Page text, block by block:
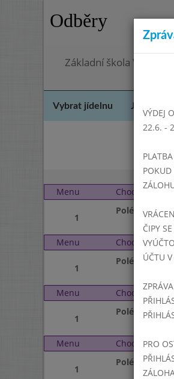
Odběry
Základní škola Vrbno
Vybrat jídelnu Jídelní
Menu
Chod
1
Polévka
Menu Chod
1
Polévka
Menu Chod
1
Polévka
Menu Chod
1
Polévka
VÝDEJ
22.6. -
POKUD
ČIPY
ÚČTU
PRO